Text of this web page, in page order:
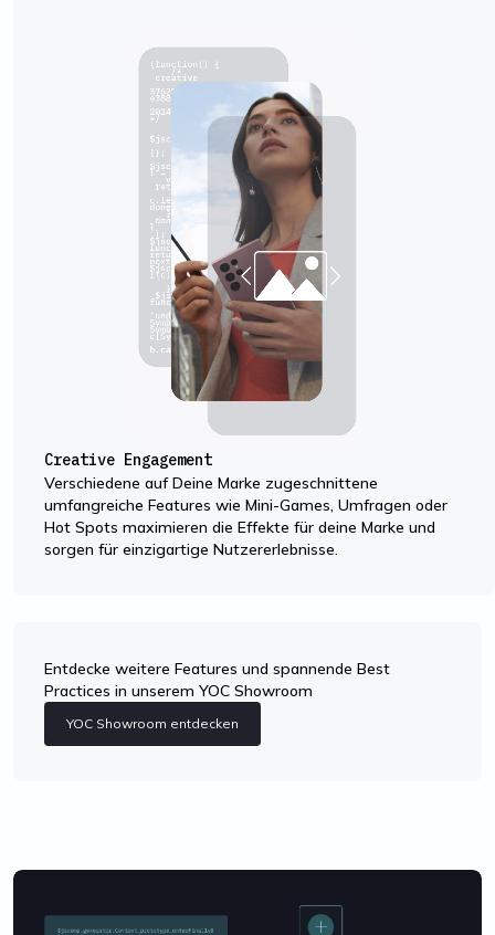
Creative Engagement
Verschiedene auf Deine Marke zugeschnittene
umfangreiche Features wie Mini-Games, Umfragen oder
Hot Spots maximieren die Effekte für deine Marke und
sorgen für einzigartige Nutzererlebnisse.
Entdecke weitere Features und spannende Best
Practices in unserem YOC Showroom
YOC Showroom entdecken